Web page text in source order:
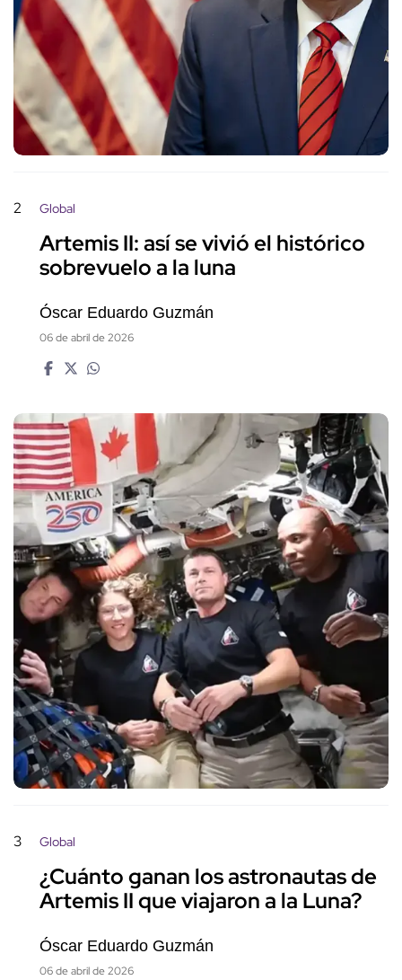
2 Global
Artemis II: así se vivió el histórico
sobrevuelo a la luna
Óscar Eduardo Guzmán
06 de abril de 2026
3 Global
¿Cuánto ganan los astronautas de
Artemis II que viajaron a la Luna?
Óscar Eduardo Guzmán
06 de abril de 2026